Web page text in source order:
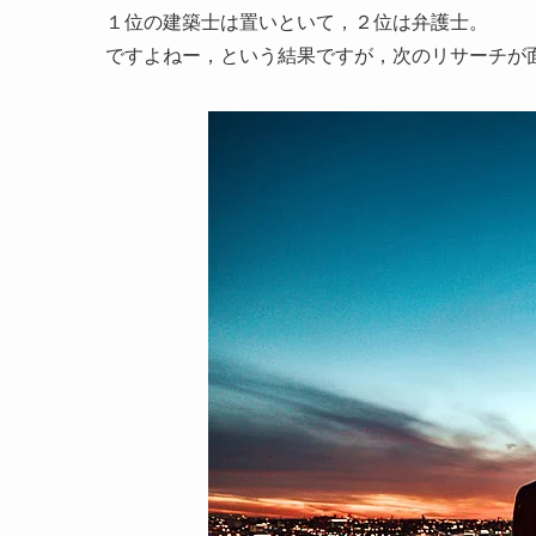
１位の建築士は置いといて，２位は弁護士。
ですよねー，という結果ですが，次のリサーチが